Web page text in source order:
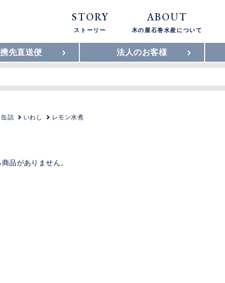
STORY
ストーリー
ABOUT
木の屋石巻水産について
先直送便 法人のお客様
缶詰 いわし レモン水煮
品がありません。